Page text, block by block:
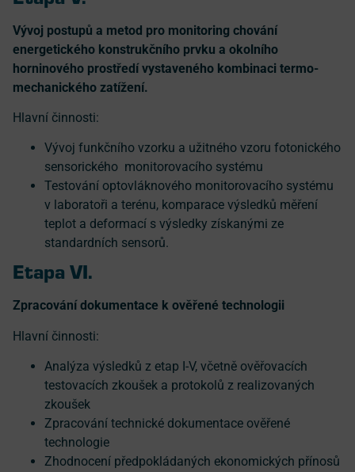
Vývoj postupů a metod pro monitoring chování
energetického konstrukčního prvku a okolního
horninového prostředí vystaveného kombinaci termo-
mechanického zatížení.
Hlavní činnosti:
Vývoj funkčního vzorku a užitného vzoru fotonického
sensorického monitorovacího systému
Testování optovláknového monitorovacího systému
v laboratoři a terénu, komparace výsledků měření
teplot a deformací s výsledky získanými ze
standardních sensorů.
Etapa VI.
Zpracování dokumentace k ověřené technologii
Hlavní činnosti:
Analýza výsledků z etap I-V, včetně ověřovacích
testovacích zkoušek a protokolů z realizovaných
zkoušek
Zpracování technické dokumentace ověřené
technologie
Zhodnocení předpokládaných ekonomických přínosů